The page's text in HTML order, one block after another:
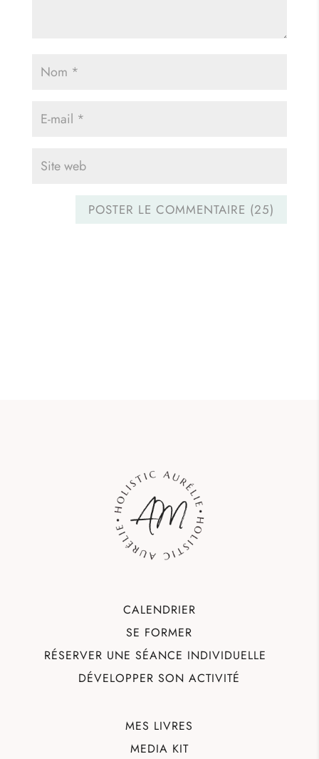
CALENDRIER
SE FORMER
RÉSERVER UNE SÉANCE INDIVIDUELLE
DÉVELOPPER SON ACTIVITÉ
MES LIVRES
MEDIA KIT